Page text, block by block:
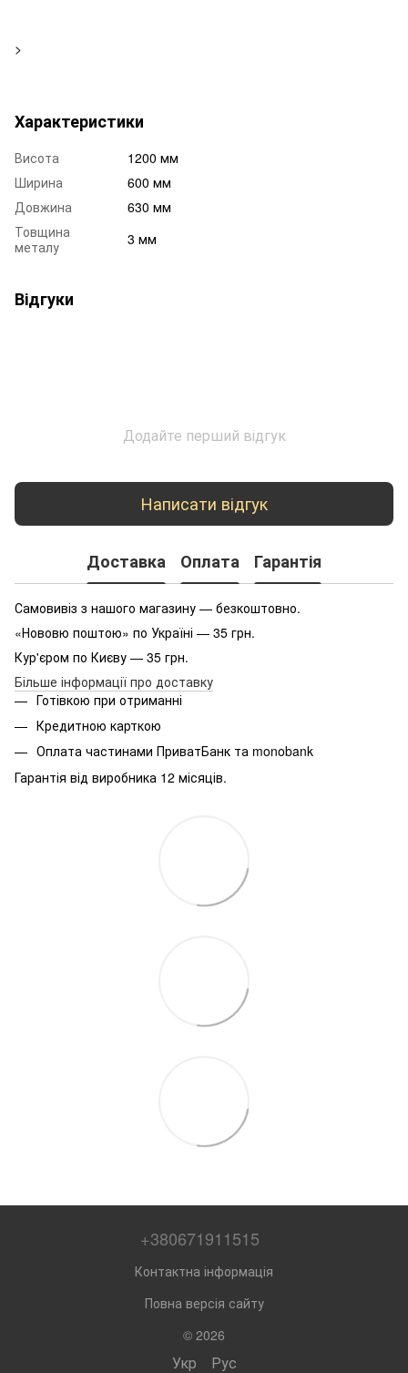
>
Характеристики
Висота
1200 мм
Ширина
600 мм
Довжина
630 мм
Товщина
металу
3 мм
Відгуки
Додайте перший відгук
Написати відгук
Доставка Оплата Гарантія
Самовивіз з нашого магазину — безкоштовно.
«Нововю поштою» по Україні — 35 грн.
Кур'єром по Києву — 35 грн.
Більше інформації про доставку
Готівкою при отриманні
Кредитною карткою
Оплата частинами ПриватБанк та monobank
Гарантія від виробника 12 місяців.
+380671911515
Контактна інформація
Повна версія сайту
© 2026
Укр Рус